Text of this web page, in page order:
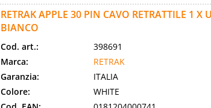
RETRAK APPLE 30 PIN CAVO RETRATTILE 1
BIANCO
Cod. art.:
398691
Marca:
RETRAK
Garanzia:
ITALIA
Colore:
WHITE